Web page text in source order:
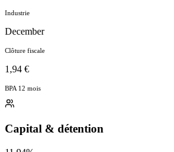
Industrie
December
Clôture fiscale
1,94 €
BPA 12 mois
Capital & détention